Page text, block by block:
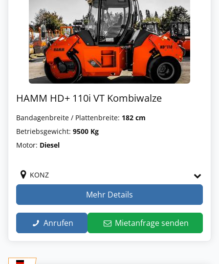
HAMM HD+ 110i VT Kombiwalze
Bandagenbreite / Plattenbreite: 182 cm
Betriebsgewicht: 9500 Kg
Motor: Diesel
KONZ
Mehr Details
Anrufen Mietanfrage senden